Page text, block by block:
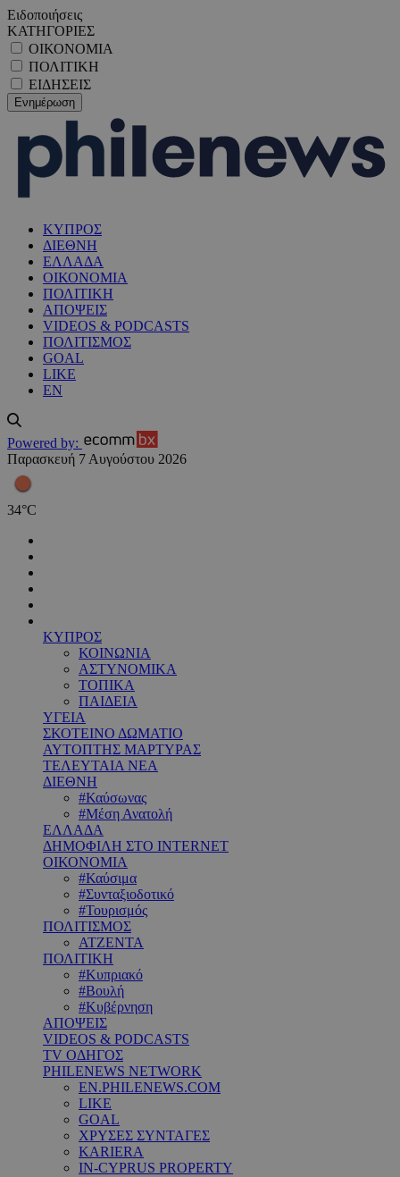
Ειδοποιήσεις
ΚΑΤΗΓΟΡΙΕΣ
ΟΙΚΟΝΟΜΙΑ
ΠΟΛΙΤΙΚΗ
ΕΙΔΗΣΕΙΣ
ΚΥΠΡΟΣ
ΔΙΕΘΝΗ
ΕΛΛΑΔΑ
ΟΙΚΟΝΟΜΙΑ
ΠΟΛΙΤΙΚΗ
ΑΠΟΨΕΙΣ
VIDEOS & PODCASTS
ΠΟΛΙΤΙΣΜΟΣ
GOAL
LIKE
EN
Powered by:
Παρασκευή 7 Αυγούστου 2026
34°C
ΚΥΠΡΟΣ
ΚΟΙΝΩΝΙΑ
ΑΣΤΥΝΟΜΙΚΑ
ΤΟΠΙΚΑ
ΠΑΙΔΕΙΑ
ΥΓΕΙΑ
ΣΚΟΤΕΙΝΟ ΔΩΜΑΤΙΟ
ΑΥΤΟΠΤΗΣ ΜΑΡΤΥΡΑΣ
ΤΕΛΕΥΤΑΙΑ ΝΕΑ
ΔΙΕΘΝΗ
#Καύσωνας
#Μέση Ανατολή
ΕΛΛΑΔΑ
ΔΗΜΟΦΙΛΗ ΣΤΟ INTERNET
ΟΙΚΟΝΟΜΙΑ
#Καύσιμα
#Συνταξιοδοτικό
#Τουρισμός
ΠΟΛΙΤΙΣΜΟΣ
ΑΤΖΕΝΤΑ
ΠΟΛΙΤΙΚΗ
#Κυπριακό
#Βουλή
#Κυβέρνηση
ΑΠΟΨΕΙΣ
VIDEOS & PODCASTS
TV ΟΔΗΓΟΣ
PHILENEWS NETWORK
EN.PHILENEWS.COM
LIKE
GOAL
ΧΡΥΣΕΣ ΣΥΝΤΑΓΕΣ
KARIERA
IN-CYPRUS PROPERTY